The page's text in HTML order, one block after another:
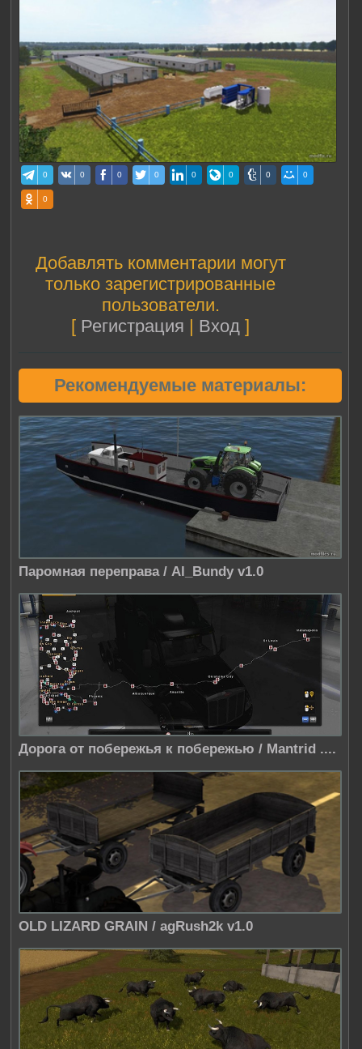
0 0 0 0 0 0 0 0
0
Добавлять комментарии могут
только зарегистрированные
пользователи.
[ Регистрация | Вход ]
Рекомендуемые материалы:
Паромная переправа / Al_Bundy v1.0
Дорога от побережья к побережью / Mantrid ....
OLD LIZARD GRAIN / agRush2k v1.0